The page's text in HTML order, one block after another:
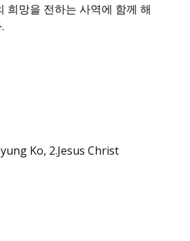
희망을 전하는 사역에 함께 해
Ko, 2.Jesus Christ